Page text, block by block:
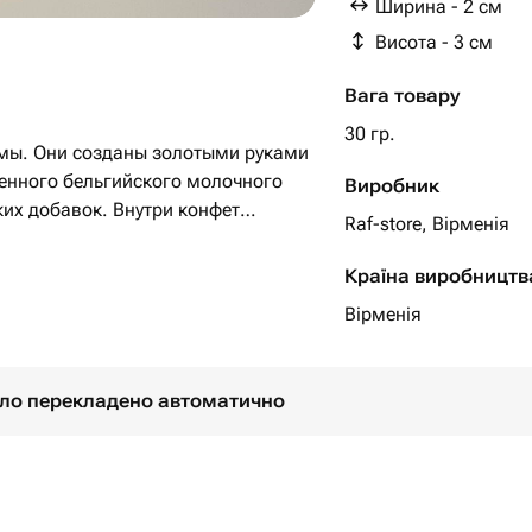
Ширина - 2 см
Висота - 3 см
Вага товару
30 гр.
Виробник
Raf-store, Вірменія
Країна
Вірменія
Они созданы золотыми руками
бельгийского молочного
добавок. Внутри конфет
вкус, делая его
клубничная
перекладено автоматично